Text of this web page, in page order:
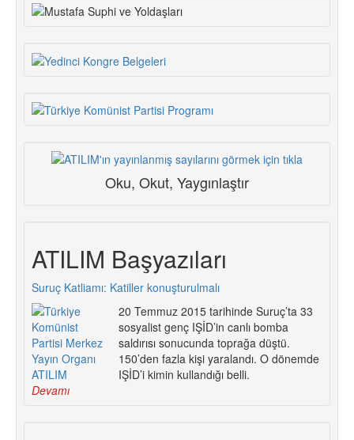
Oku, Okut, Yaygınlaştır
ATILIM Başyazıları
Suruç Katliamı: Katiller konuşturulmalı
20 Temmuz 2015 tarihinde Suruç’ta 33
sosyalist genç IŞİD’in canlı bomba
saldırısı sonucunda toprağa düştü.
150’den fazla kişi yaralandı. O dönemde
IŞİD’i kimin kullandığı belli.
Devamı